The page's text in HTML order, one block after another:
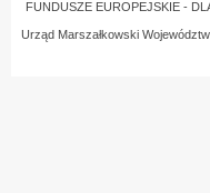
FUNDUSZE EUROPEJSKIE -
Urząd Marszałkowski